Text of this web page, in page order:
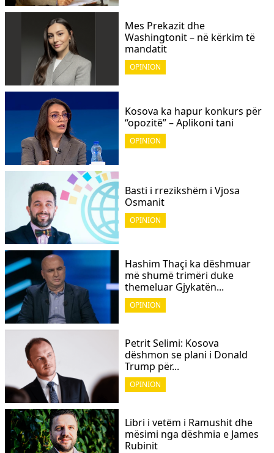
OPINION
Mes Prekazit dhe
Washingtonit – në kërkim të
mandatit
OPINION
Kosova ka hapur konkurs për
“opozitë” – Aplikoni tani
OPINION
Basti i rrezikshëm i Vjosa
Osmanit
OPINION
Hashim Thaçi ka dëshmuar
më shumë trimëri duke
themeluar Gjykatën...
OPINION
Petrit Selimi: Kosova
dëshmon se plani i Donald
Trump për...
Libri i vetëm i Ramushit dhe
mësimi nga dëshmia e James
Rubinit